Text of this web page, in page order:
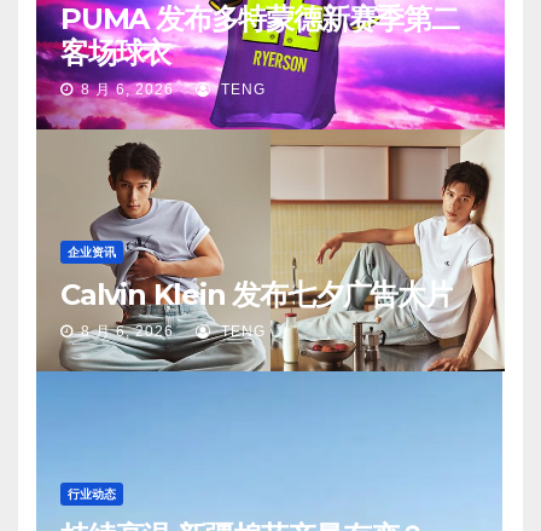
PUMA 发布多特蒙德新赛季第二
客场球衣
8 月 6, 2026 TENG
企业资讯
Calvin Klein 发布七夕广告大片
8 月 6, 2026 TENG
行业动态